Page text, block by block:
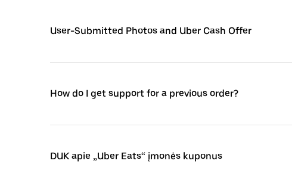
User-Submitted Photos and Uber Cash Offer
How do I get support for a previous order?
DUK apie „Uber Eats“ įmonės kuponus